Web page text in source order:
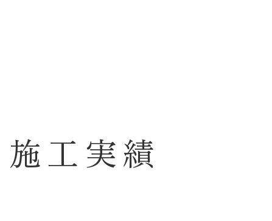
施工実績